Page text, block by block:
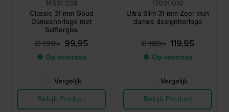
14531-338
Classic 31 mm Goud
Dameshorloge met
Saffierglas
€ 199,- 99,95
● Op voorraad
Vergelijk
Bekijk Product
17031-010
Ultra Slim 31 mm Zeer dun
dames designhorloge
€ 189,- 119,95
● Op voorraad
Vergelijk
Bekijk Product